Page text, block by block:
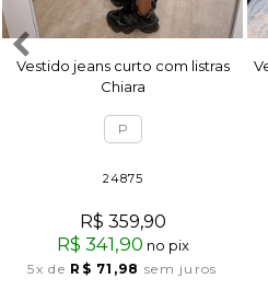
Vestido jeans curto com listras
Chiara
P
24875
R$ 359,90
R$ 341,90 no pix
5x de R$ 71,98 sem juros